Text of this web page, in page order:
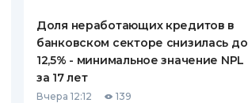
ДОСТАВКА И ОПЛАТА
КОНТАКТЫ
Доля неработающих кредитов в
банковском секторе снизилась до
12,5% - минимальное значение NPL
за 17 лет
Вчера 12:12 139